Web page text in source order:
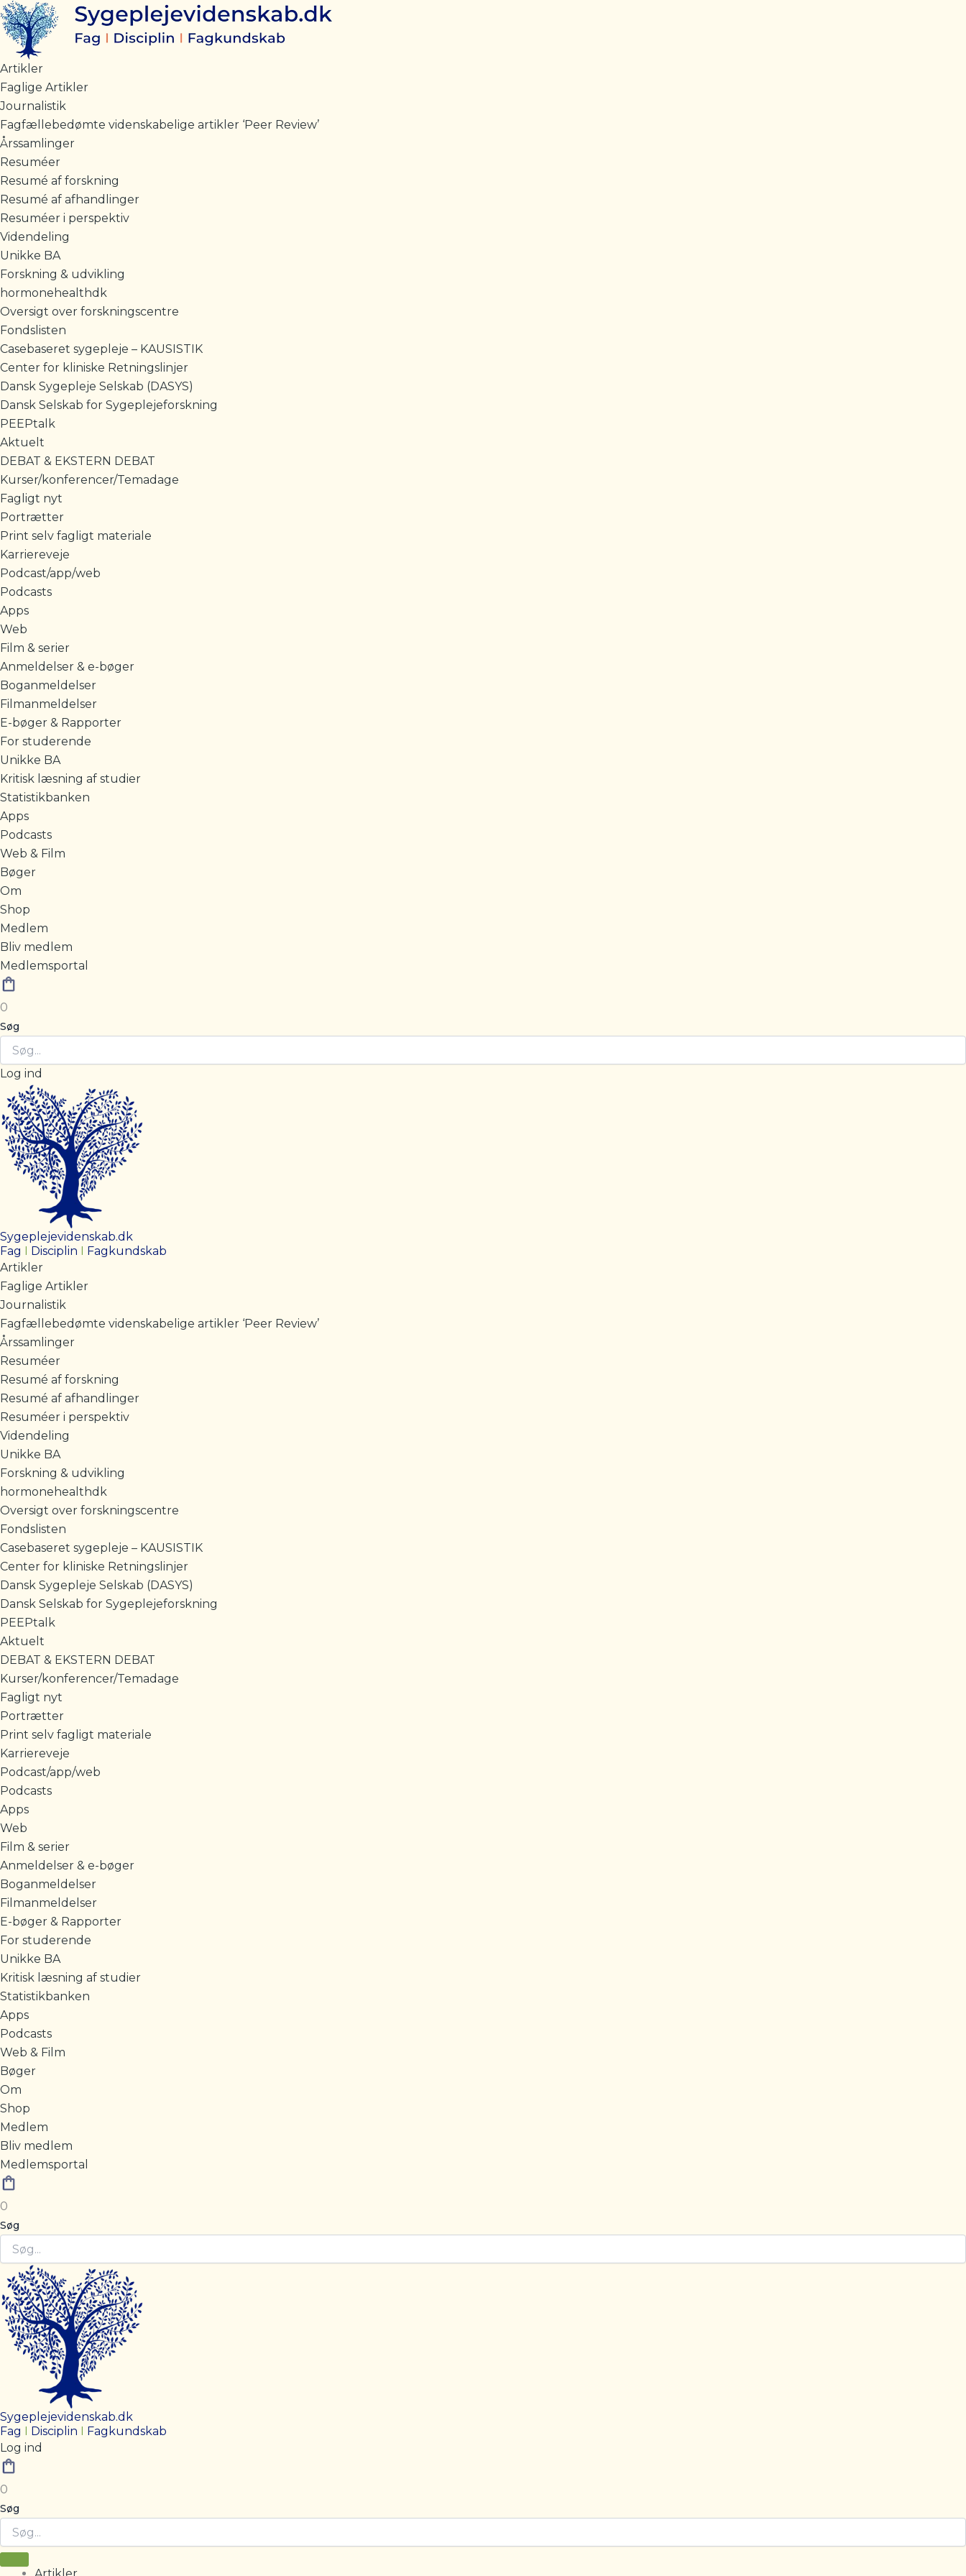
Gå
til
indholdet
Artikler
Faglige Artikler
Journalistik
Fagfællebedømte videnskabelige artikler ‘Peer Review’
Årssamlinger
Resuméer
Resumé af forskning
Resumé af afhandlinger
Resuméer i perspektiv
Videndeling
Unikke BA
Forskning & udvikling
hormonehealthdk
Oversigt over forskningscentre
Fondslisten
Casebaseret sygepleje – KAUSISTIK
Center for kliniske Retningslinjer
Dansk Sygepleje Selskab (DASYS)
Dansk Selskab for Sygeplejeforskning
PEEPtalk
Aktuelt
DEBAT & EKSTERN DEBAT
Kurser/konferencer/Temadage
Fagligt nyt
Portrætter
Print selv fagligt materiale
Karriereveje
Podcast/app/web
Podcasts
Apps
Web
Film & serier
Anmeldelser & e-bøger
Boganmeldelser
Filmanmeldelser
E-bøger & Rapporter
For studerende
Unikke BA
Kritisk læsning af studier
Statistikbanken
Apps
Podcasts
Web & Film
Bøger
Om
Shop
Medlem
Bliv medlem
Medlemsportal
0
Søg
Log ind
Sygeplejevidenskab.dk
Fag I Disciplin I Fagkundskab
Artikler
Faglige Artikler
Journalistik
Fagfællebedømte videnskabelige artikler ‘Peer Review’
Årssamlinger
Resuméer
Resumé af forskning
Resumé af afhandlinger
Resuméer i perspektiv
Videndeling
Unikke BA
Forskning & udvikling
hormonehealthdk
Oversigt over forskningscentre
Fondslisten
Casebaseret sygepleje – KAUSISTIK
Center for kliniske Retningslinjer
Dansk Sygepleje Selskab (DASYS)
Dansk Selskab for Sygeplejeforskning
PEEPtalk
Aktuelt
DEBAT & EKSTERN DEBAT
Kurser/konferencer/Temadage
Fagligt nyt
Portrætter
Print selv fagligt materiale
Karriereveje
Podcast/app/web
Podcasts
Apps
Web
Film & serier
Anmeldelser & e-bøger
Boganmeldelser
Filmanmeldelser
E-bøger & Rapporter
For studerende
Unikke BA
Kritisk læsning af studier
Statistikbanken
Apps
Podcasts
Web & Film
Bøger
Om
Shop
Medlem
Bliv medlem
Medlemsportal
0
Søg
Sygeplejevidenskab.dk
Fag I Disciplin I Fagkundskab
Log ind
0
Søg